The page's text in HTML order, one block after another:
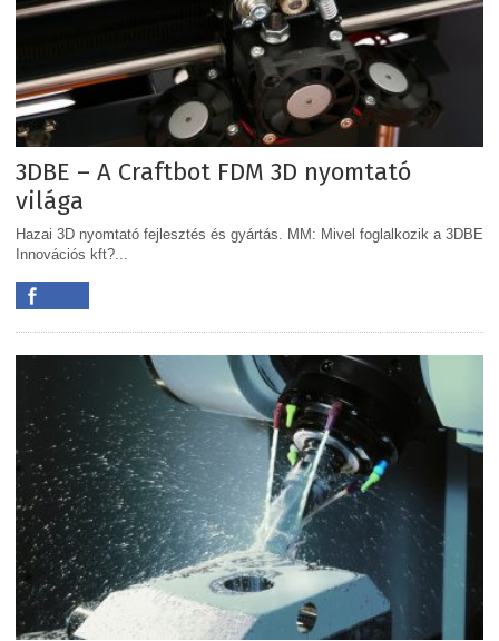
3DBE – A Craftbot FDM 3D nyomtató
világa
Hazai 3D nyomtató fejlesztés és gyártás. MM: Mivel foglalkozik a 3DBE
Innovációs kft?...